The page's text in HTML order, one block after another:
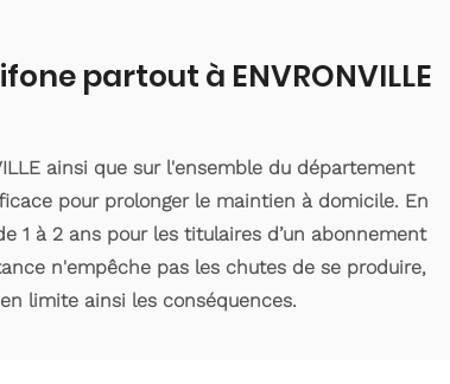
partout à ENVRONVILLE
ainsi que sur l'ensemble du département
pour prolonger le maintien à domicile. En
1 à 2 ans pour les titulaires d’un abonnement
n'empêche pas les chutes de se produire,
limite ainsi les conséquences.